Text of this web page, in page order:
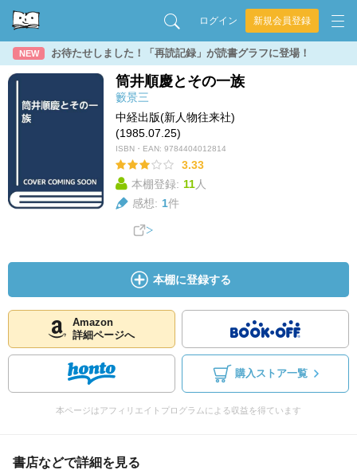
ログイン 新規会員登録
NEW お待たせしました！「再読記録」が読書グラフに登場！
筒井順慶とその一族
籔景三
中経出版(新人物往来社)
(1985.07.25)
ISBN・EAN: 9784404012814
3.33
本棚登録: 11人
感想: 1件
本棚に登録する
Amazon
詳細ページへ
購入ストア一覧
本ページはアフィリエイトプログラムによる収益を得ています
書店などで詳細を見る